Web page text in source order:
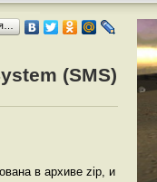
(SMS)
в архиве zip, и